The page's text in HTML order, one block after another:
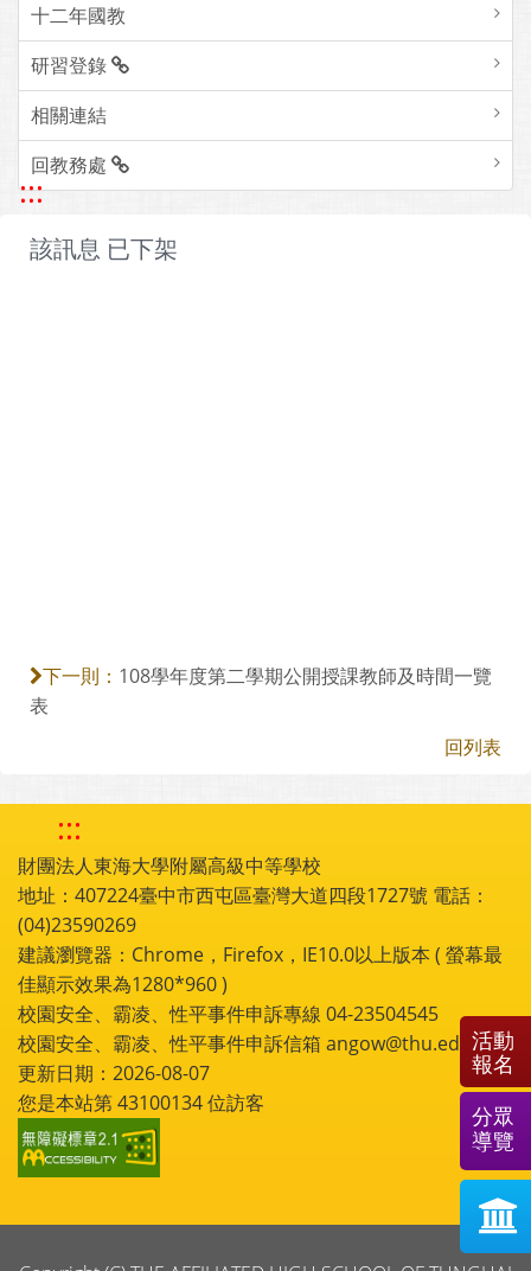
十二年國教
研習登錄
相關連結
回教務處
:::
該訊息 已下架
下一則： 108學年度第二學期公開授課教師及時間一覽
表
回列表
:::
財團法人東海大學附屬高級中等學校
地址：407224臺中市西屯區臺灣大道四段1727號 電話：
(04)23590269
建議瀏覽器：Chrome，Firefox，IE10.0以上版本 ( 螢幕最
佳顯示效果為1280*960 )
校園安全、霸凌、性平事件申訴專線 04-23504545
校園安全、霸凌、性平事件申訴信箱 angow@thu.edu.tw
更新日期：2026-08-07
您是本站第43100134位訪客
活動
報名
分眾
導覽